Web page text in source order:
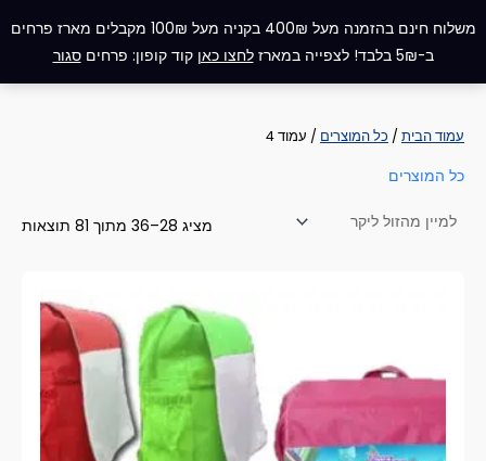
משלוח חינם בהזמנה מעל 400₪ בקניה מעל 100₪ מקבלים מארז פרחים
ב-5₪ בלבד! לצפייה במארז
לחצו כאן קוד קופון: פרחיםסגור
לתוכן
תפריט
עמוד הבית / כל המוצרים / עמוד 4
כל המוצרים
מציג 28–36 מתוך 81 תוצאות
לפי
זה
יש
מספר
סוגים.
ניתן
לבחור